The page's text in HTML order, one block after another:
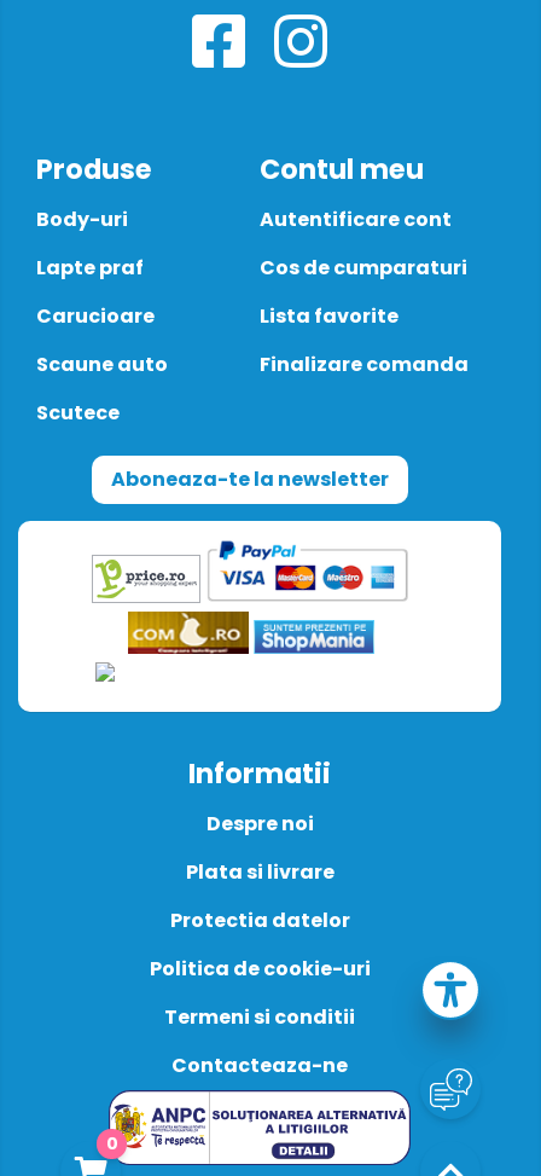
0
Produse
Body-uri
Lapte praf
Carucioare
Scaune auto
Scutece
Contul meu
Autentificare cont
Cos de cumparaturi
Lista favorite
Finalizare comanda
Aboneaza-te la newsletter
Informatii
Despre noi
Plata si livrare
Protectia datelor
Politica de cookie-uri
Termeni si conditii
Contacteaza-ne